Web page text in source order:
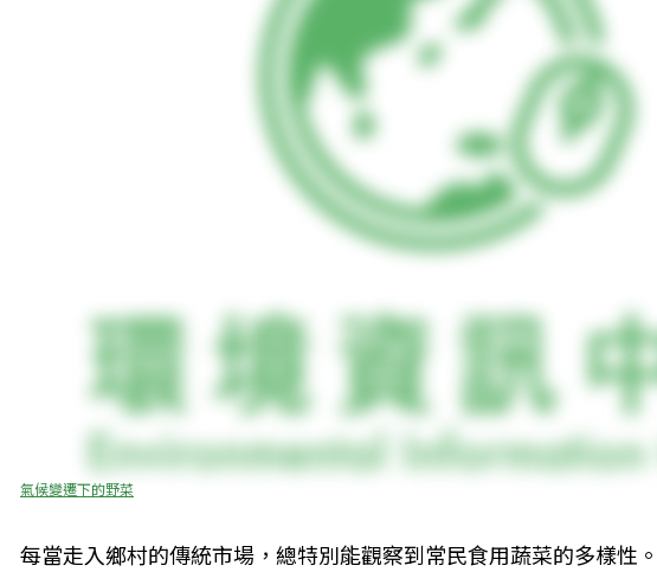
氣候變遷下的野菜
每當走入鄉村的傳統市場，總特別能觀察到常民食用蔬菜的多樣性。